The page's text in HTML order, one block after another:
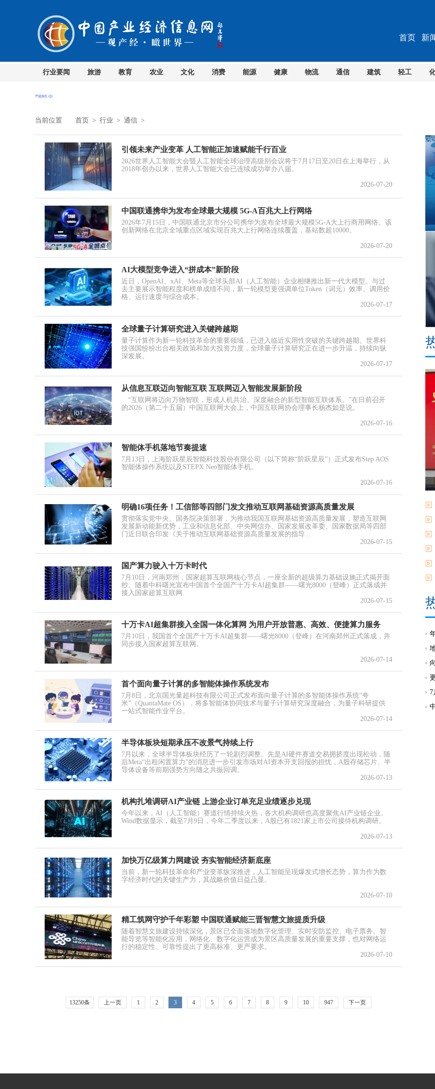
首页 新
行业要闻 旅游 教育 农业 文化 消费 能源 健康 物流 通信 建筑 轻工
当前位置 首页 > 行业 > 通信 >
引领未来产业变革 人工智能正加速赋能千行百业
2026世界人工智能大会暨人工智能全球治理高级别会议将于7月17日至20日在上海举行，从
2018年创办以来，世界人工智能大会已连续成功举办八届。
2026-07-20
中国联通携华为发布全球最大规模 5G-A百兆大上行网络
2026年7月15日，中国联通北京市分公司携华为发布全球最大规模5G-A大上行商用网络。该
创新网络在北京全域重点区域实现百兆大上行网络连续覆盖，基站数超10000。
2026-07-20
AI大模型竞争进入“拼成本”新阶段
近日，OpenAI、xAI、Meta等全球头部AI（人工智能）企业相继推出新一代大模型。与过
去主要展示智能程度和榜单成绩不同，新一轮模型更强调单位Token（词元）效率、调用价
格、运行速度与综合成本。
2026-07-17
全球量子计算研究进入关键跨越期
量子计算作为新一轮科技革命的重要领域，已进入临近实用性突破的关键跨越期。世界科
技强国纷纷出台相关政策和加大投资力度，全球量子计算研究正在进一步升温，持续向纵
深发展。
2026-07-17
从信息互联迈向智能互联 互联网迈入智能发展新阶段
“互联网将迈向万物智联，形成人机共治、深度融合的新型智能互联体系。”在日前召开
的2026（第二十五届）中国互联网大会上，中国互联网协会理事长杨杰如是说。
2026-07-16
智能体手机落地节奏提速
7月13日，上海阶跃星辰智能科技股份有限公司（以下简称“阶跃星辰”）正式发布Step AOS
智能体操作系统以及STEPX Neo智能体手机。
2026-07-16
明确16项任务！工信部等四部门发文推动互联网基础资源高质量发展
贯彻落实党中央、国务院决策部署，为推动我国互联网基础资源高质量发展，塑造互联网
发展新动能新优势，工业和信息化部、中央网信办、国家发展改革委、国家数据局等四部
门近日联合印发《关于推动互联网基础资源高质量发展的指导...
2026-07-15
国产算力驶入十万卡时代
7月10日，河南郑州，国家超算互联网核心节点，一座全新的超级算力基础设施正式揭开面
纱。随着中科曙光宣布中国首个全国产十万卡AI超集群——曙光8000（登峰）正式落成并
接入国家超算互联网
2026-07-15
十万卡AI超集群接入全国一体化算网 为用户开放普惠、高效、便捷算力服务
7月10日，我国首个全国产十万卡AI超集群——曙光8000（登峰）在河南郑州正式落成，并
同步接入国家超算互联网。
2026-07-14
首个面向量子计算的多智能体操作系统发布
7月8日，北京国光量超科技有限公司正式发布面向量子计算的多智能体操作系统“夸
米”（QuantaMate OS），将多智能体协同技术与量子计算研究深度融合，为量子科研提供
一站式智能作业平台。
2026-07-14
半导体板块短期承压不改景气持续上行
7月以来，全球半导体板块经历了一轮剧烈调整。先是AI硬件赛道交易拥挤度出现松动，随
后Meta“出租闲置算力”的消息进一步引发市场对AI资本开支回报的担忧，A股存储芯片、半
导体设备等前期强势方向随之共振回调。
2026-07-13
机构扎堆调研AI产业链 上游企业订单充足业绩逐步兑现
今年以来，AI（人工智能）赛道行情持续火热，各大机构调研也高度聚焦AI产业链企业。
Wind数据显示，截至7月9日，今年二季度以来，A股已有1821家上市公司接待机构调研。
2026-07-13
加快万亿级算力网建设 夯实智能经济新底座
当前，新一轮科技革命和产业变革纵深推进，人工智能呈现爆发式增长态势，算力作为数
字经济时代的关键生产力，其战略价值日益凸显。
2026-07-10
精工筑网守护千年彩塑 中国联通赋能三晋智慧文旅提质升级
随着智慧文旅建设持续深化，景区已全面落地数字化管理、实时安防监控、电子票务、智
能导览等智能化应用，网络化、数字化运营成为景区高质量发展的重要支撑，也对网络运
行的稳定性、可靠性提出了更高标准、更严要求。
2026-07-10
13250条 上一页 1 2 3 4 5 6 7 8 9 10 947 下一页
7